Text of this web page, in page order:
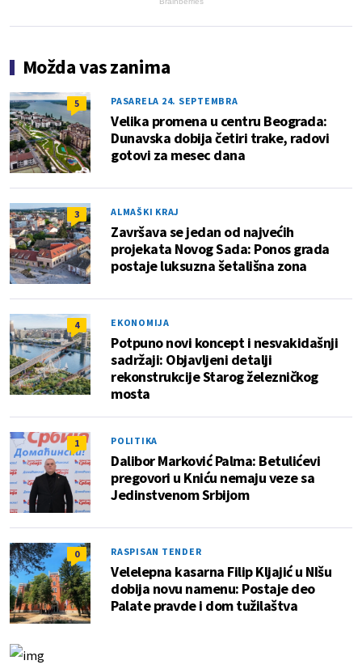
Možda vas zanima
5 PASARELA 24. SEPTEMBRA
Velika promena u centru Beograda:
Dunavska dobija četiri trake, radovi
gotovi za mesec dana
3 ALMAŠKI KRAJ
Završava se jedan od najvećih
projekata Novog Sada: Ponos grada
postaje luksuzna šetališna zona
4 EKONOMIJA
Potpuno novi koncept i nesvakidašnji
sadržaji: Objavljeni detalji
rekonstrukcije Starog železničkog
mosta
1 POLITIKA
Dalibor Marković Palma: Betulićevi
pregovori u Kniću nemaju veze sa
Jedinstvenom Srbijom
0 RASPISAN TENDER
Velelepna kasarna Filip Kljajić u NIšu
dobija novu namenu: Postaje deo
Palate pravde i dom tužilaštva